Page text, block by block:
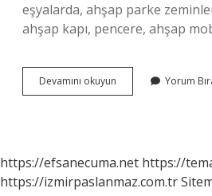
eşyalarda, ahşap parke
ahşap kapı, pencere, ahşap
Devamını okuyun Kurtlanan
Tahtaya
Yorum
https://efsanecuma.net https://
https://izmirpaslanmaz.com.tr